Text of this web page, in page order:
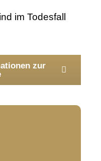
im Todesfall
zur